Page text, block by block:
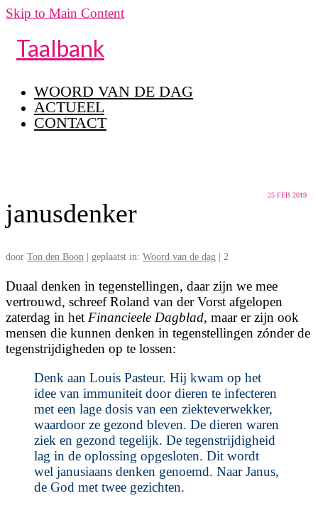
Skip to Main Content
Taalbank
WOORD VAN DE DAG
ACTUEEL
CONTACT
25 FEB 2019
janusdenker
door Ton den Boon geplaatst in: Woord van de dag 2
Duaal denken in tegenstellingen, daar zijn we mee
vertrouwd, schreef Roland van der Vorst afgelopen
zaterdag in het Financieele Dagblad, maar er zijn ook
mensen die kunnen denken in tegenstellingen zónder de
tegenstrijdigheden op te lossen:
Denk aan Louis Pasteur. Hij kwam op het
idee van immuniteit door dieren te infecteren
met een lage dosis van een ziekteverwekker,
waardoor ze gezond bleven. De dieren waren
ziek en gezond tegelijk. De tegenstrijdigheid
lag in de oplossing opgesloten. Dit wordt
wel janusiaans denken genoemd. Naar Janus,
de God met twee gezichten.